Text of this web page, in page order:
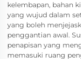
kelembapan, bahan
yang wujud dalam
yang boleh
penggantian awal.
penapisan yang
memasuki ruang